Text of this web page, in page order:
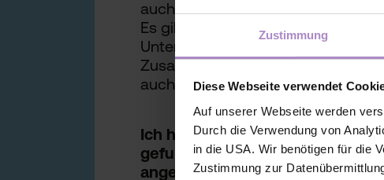
Zustimmung
Diese Webseite verwendet
Auf unserer Webseite werden
Durch die Verwendung von
in die USA. Wir benötigen für die
Zustimmung zur
auch während des Studiums
Es gibt auf unserer Website auch
Unterstützungsangebote.
Zusatzprüfungskandidat:innen,
auch den Vorarlberger
Ich habe einen Prüfungstermin
gefunden, aber dieser wäre
angerechnet?